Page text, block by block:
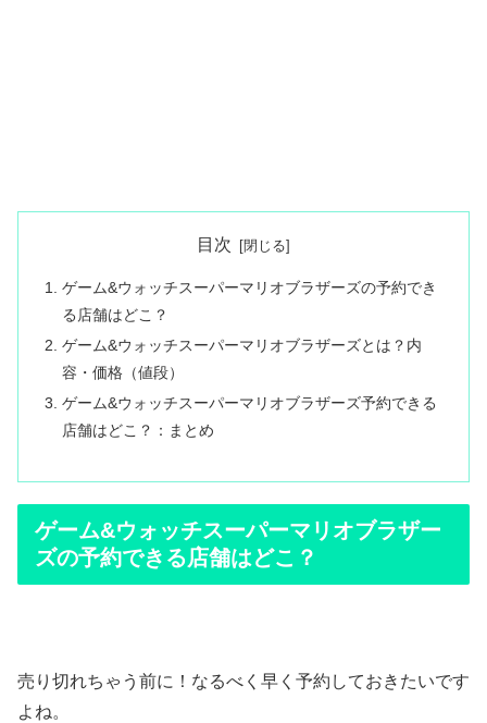
目次
ゲーム&ウォッチスーパーマリオブラザーズの予約でき
る店舗はどこ？
ゲーム&ウォッチスーパーマリオブラザーズとは？内
容・価格（値段）
ゲーム&ウォッチスーパーマリオブラザーズ予約できる
店舗はどこ？：まとめ
ゲーム&ウォッチスーパーマリオブラザー
ズの予約できる店舗はどこ？
売り切れちゃう前に！なるべく早く予約しておきたいです
よね。